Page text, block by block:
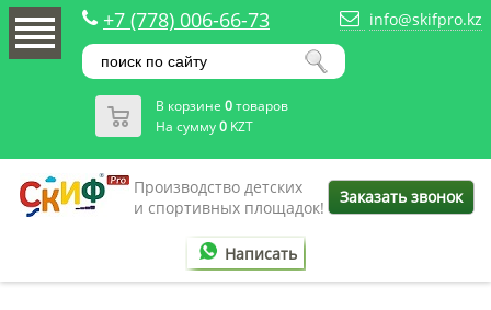
+7 (778) 006-66-73 info@skifpro.kz
В корзине 0товаров
На сумму0 KZT
Производство детских
и спортивных площадок!
Заказать звонок
Написать